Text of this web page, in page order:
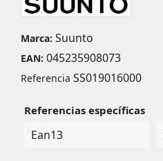
Marca: Suunto
EAN: 045235908073
Referencia SS019016000
Referencias específicas
Ean13